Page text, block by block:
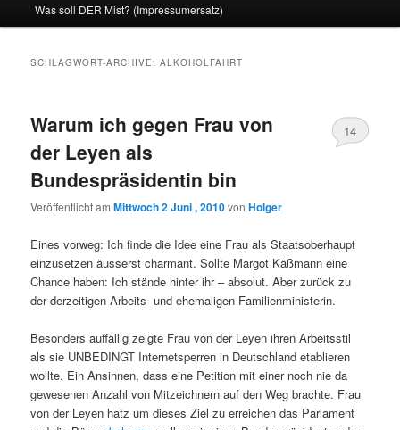
Inhalt
sekundären
Was soll DER Mist? (Impressumersatz)
SCHLAGWORT-ARCHIVE:ALKOHOLFAHRT
Warum ich gegen Frau von
der Leyen als
Bundespräsidentin bin
Veröffentlicht amMittwoch 2 Juni , 2010vonHolger
14
Eines vorweg: Ich finde die Idee eine Frau als Staatsoberhaupt
einzusetzen äusserst charmant. Sollte Margot Käßmann eine
Chance haben: Ich stände hinter ihr – absolut. Aber zurück zu
der derzeitigen Arbeits- und ehemaligen Familienministerin.
Besonders auffällig zeigte Frau von der Leyen ihren Arbeitsstil
als sie UNBEDINGT Internetsperren in Deutschland etablieren
wollte. Ein Ansinnen, dass eine Petition mit einer noch nie da
gewesenen Anzahl von Mitzeichnern auf den Weg brachte. Frau
von der Leyen hatz um dieses Ziel zu erreichen das Parlament